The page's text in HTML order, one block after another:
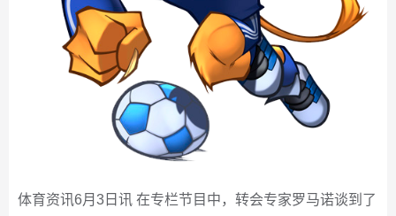
体育资讯6月3日讯 在专栏节目中，转会专家罗马诺谈到了